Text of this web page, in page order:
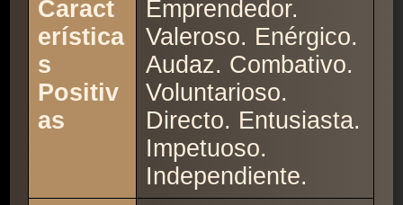
Caract
erística
s
Positiv
as
Emprendedor.
Valeroso. Enérgico.
Audaz. Combativo.
Voluntarioso.
Directo. Entusiasta.
Impetuoso.
Independiente.